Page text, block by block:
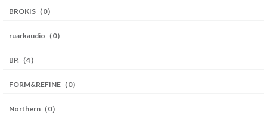
BROKIS（0）
ruarkaudio（0）
BP.（4）
FORM&REFINE（0）
Northern（0）